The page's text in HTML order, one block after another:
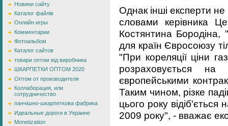
Новини сайту
Каталог файлів
Онлайн игры
Комментарии
Фотоальбом
Каталог сайтов
товари оптом від виробника
ШКАРПЕТКИ ОПТОМ 2020
Оптом от производителя
Коллаборация, или
сотрудничество
панчішно-шкарпеткова фабрика
Идеальные дороги в Украине
Monetization
Однак інші експерти
словами керівника
Костянтина Бородіна,
для країн Євросоюзу
"При кореляції ціни
розраховується
європейськими
Таким чином, різке
цього року відіб'ється
2009 року", - вважає